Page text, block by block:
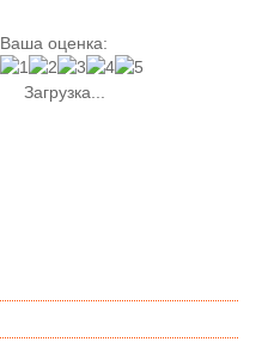
Ваша оценка:
Загрузка...